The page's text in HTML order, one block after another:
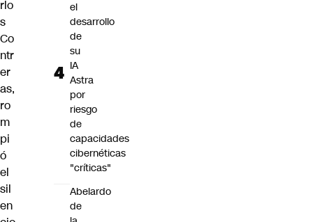
rlo
s
Co
ntr
er
as,
ro
m
pi
ó
el
sil
en
el
desarrollo
de
su
IA
Astra
por
riesgo
de
capacidades
cibernéticas
"críticas"
Abelardo
de